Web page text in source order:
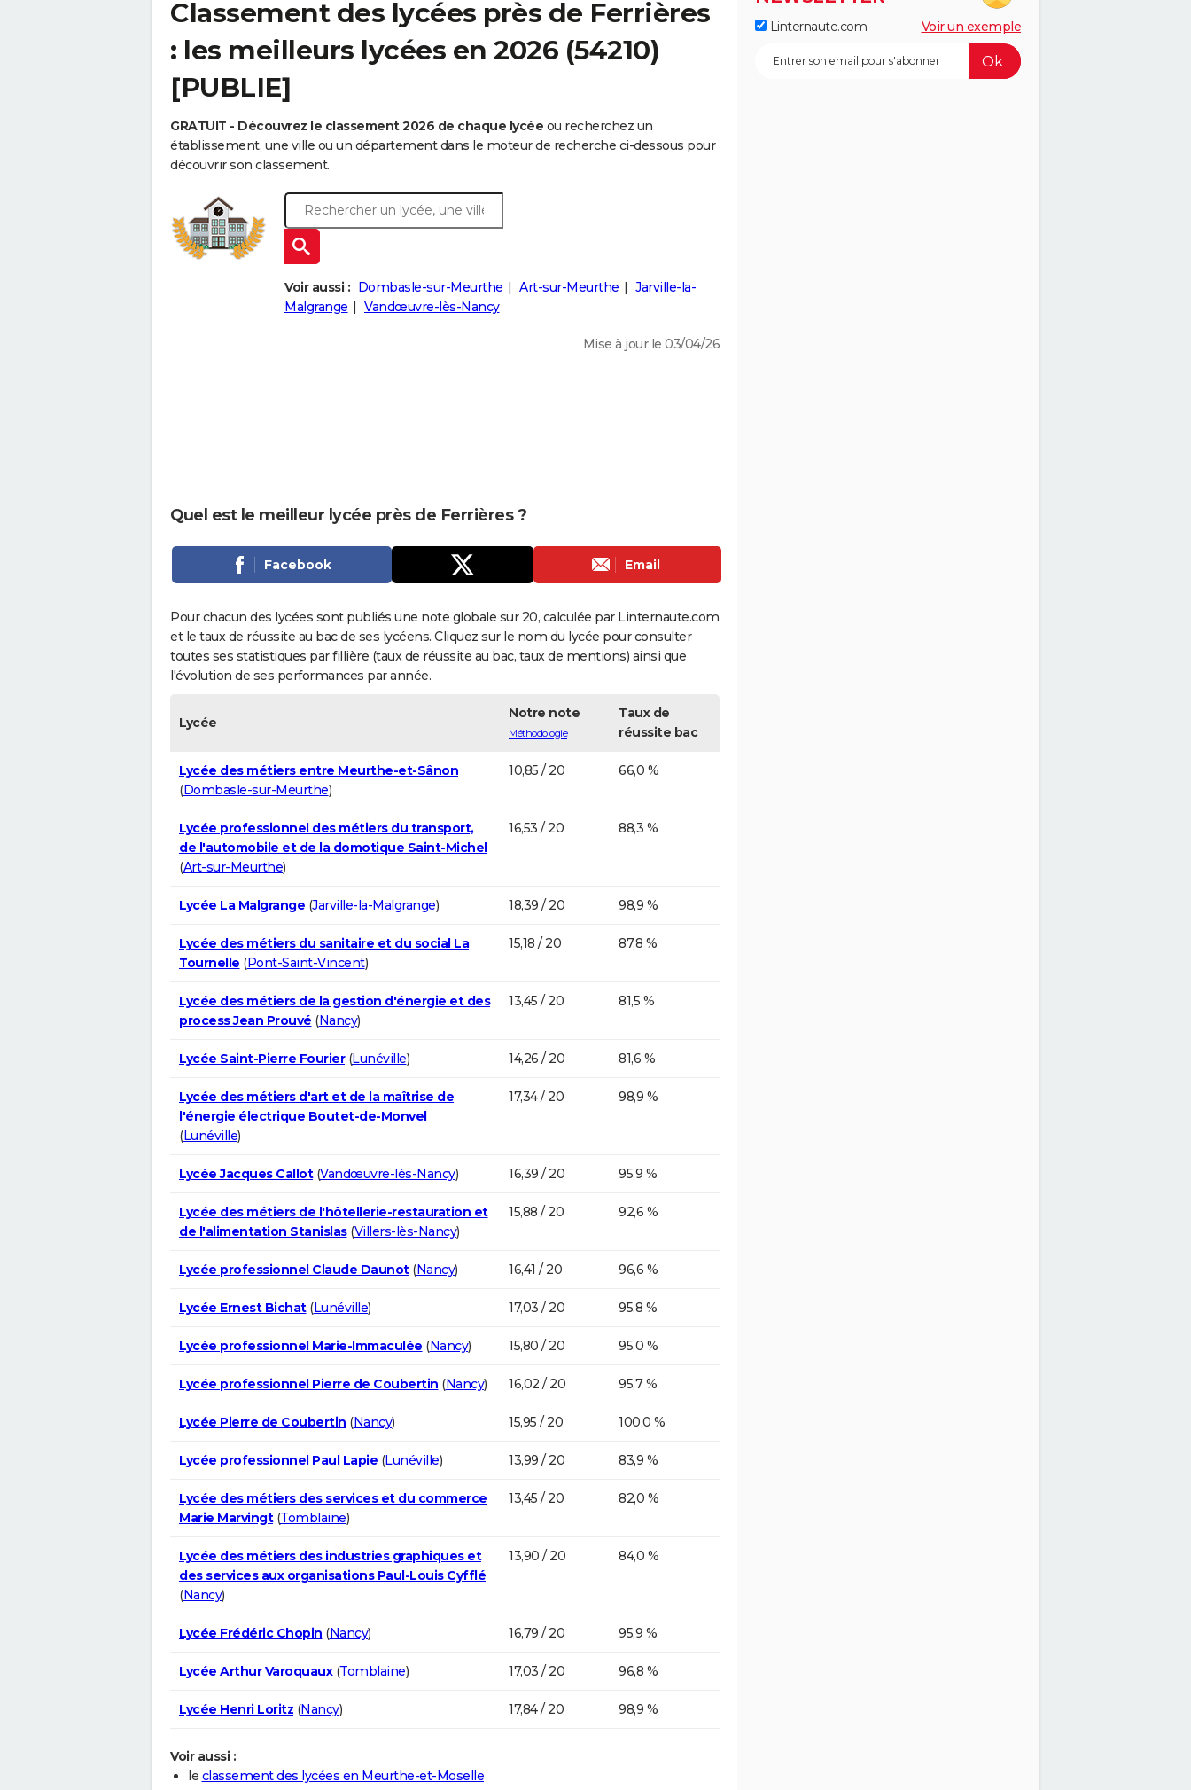
Classement des lycées près de Ferrières
: les meilleurs lycées en 2026 (54210)
[PUBLIE]
GRATUIT - Découvrez le classement 2026 de chaque lycée ou recherchez un
établissement, une ville ou un département dans le moteur de recherche ci-dessous pour
découvrir son classement.
Voir aussi : Dombasle-sur-Meurthe Art-sur-Meurthe
Jarville-la-
Malgrange
Vandœuvre-lès-Nancy
Mise à jour le 03/04/26
Quel est le meilleur lycée près de Ferrières ?
Facebook Email
Pour chacun des lycées sont publiés une note globale sur 20, calculée par Linternaute.com
et le taux de réussite au bac de ses lycéens. Cliquez sur le nom du lycée pour consulter
toutes ses statistiques par fillière (taux de réussite au bac, taux de mentions) ainsi que
l'évolution de ses performances par année.
Lycée
Notre note
Méthodologie
Taux de
réussite bac
Lycée des métiers entre Meurthe-et-Sânon
(Dombasle-sur-Meurthe)
10,85 / 20 66,0 %
Lycée professionnel des métiers du transport,
de l'automobile et de la domotique Saint-Michel
(Art-sur-Meurthe)
16,53 / 20 88,3 %
Lycée La Malgrange (Jarville-la-Malgrange) 18,39 / 20 98,9 %
Lycée des métiers du sanitaire et du social La
Tournelle (Pont-Saint-Vincent)
15,18 / 20 87,8 %
Lycée des métiers de la gestion d'énergie et des
process Jean Prouvé (Nancy)
13,45 / 20 81,5 %
Lycée Saint-Pierre Fourier(Lunéville) 14,26 / 20 81,6 %
Lycée des métiers d'art et de la maîtrise de
l'énergie électrique Boutet-de-Monvel
(Lunéville)
17,34 / 20 98,9 %
Lycée Jacques Callot(Vandœuvre-lès-Nancy) 16,39 / 20 95,9 %
Lycée des métiers de l'hôtellerie-restauration et
de l'alimentation Stanislas(Villers-lès-Nancy)
15,88 / 20 92,6 %
Lycée professionnel Claude Daunot(Nancy) 16,41 / 20 96,6 %
Lycée Ernest Bichat(Lunéville) 17,03 / 20 95,8 %
Lycée professionnel Marie-Immaculée (Nancy) 15,80 / 20 95,0 %
Lycée professionnel Pierre de Coubertin (Nancy) 16,02 / 20 95,7 %
Lycée Pierre de Coubertin (Nancy) 15,95 / 20 100,0 %
Lycée professionnel Paul Lapie (Lunéville) 13,99 / 20 83,9 %
Lycée des métiers des services et du commerce
Marie Marvingt(Tomblaine)
13,45 / 20 82,0 %
Lycée des métiers des industries graphiques et
des services aux organisations Paul-Louis Cyfflé
(Nancy)
13,90 / 20 84,0 %
Lycée Frédéric Chopin (Nancy) 16,79 / 20 95,9 %
Lycée Arthur Varoquaux(Tomblaine) 17,03 / 20 96,8 %
Lycée Henri Loritz (Nancy) 17,84 / 20 98,9 %
Voir aussi :
le classement des lycées en Meurthe-et-Moselle
Linternaute.com Voir un exemple